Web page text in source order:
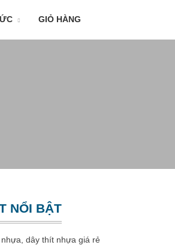
GIỎ HÀNG
NỔI BẬT
dây thít nhựa giá rẻ